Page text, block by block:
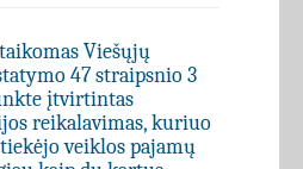
Viešųjų
47 straipsnio 3
įtvirtintas
reikalavimas, kuriuo
veiklos pajamų